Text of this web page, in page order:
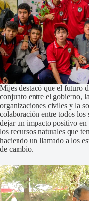
Mijes destacó que el futuro
conjunto entre el gobierno,
organizaciones civiles y la
colaboración entre todos los
dejar un impacto positivo en
los recursos naturales que
haciendo un llamado a los
de cambio.